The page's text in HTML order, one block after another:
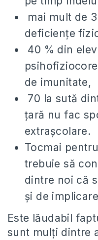
mai mult de
deficiențe
40 % din
de imunitate,
70 la sută
țară nu fac
extrașcolare.
Tocmai
trebuie să
dintre noi că
și de
Este lăudabil
sunt mulți dintre